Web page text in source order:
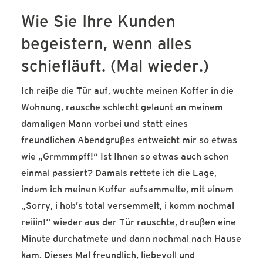
Wie Sie Ihre Kunden
begeistern, wenn alles
schiefläuft. (Mal wieder.)
Ich reiße die Tür auf, wuchte meinen Koffer in die
Wohnung, rausche schlecht gelaunt an meinem
damaligen Mann vorbei und statt eines
freundlichen Abendgrußes entweicht mir so etwas
wie „Grmmmpff!“ Ist Ihnen so etwas auch schon
einmal passiert? Damals rettete ich die Lage,
indem ich meinen Koffer aufsammelte, mit einem
„Sorry, i hob’s total versemmelt, i komm nochmal
reiiin!“ wieder aus der Tür rauschte, draußen eine
Minute durchatmete und dann nochmal nach Hause
kam. Dieses Mal freundlich, liebevoll und